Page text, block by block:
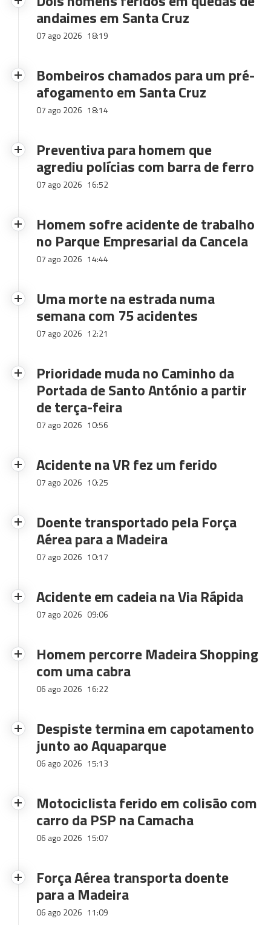
andaimes em Santa Cruz
07 ago 2026 18:19
Bombeiros chamados para um pré-
afogamento em Santa Cruz
07 ago 2026 18:14
Preventiva para homem que
agrediu polícias com barra de ferro
07 ago 2026 16:52
Homem sofre acidente de trabalho
no Parque Empresarial da Cancela
07 ago 2026 14:44
Uma morte na estrada numa
semana com 75 acidentes
07 ago 2026 12:21
Prioridade muda no Caminho da
Portada de Santo António a partir
de terça-feira
07 ago 2026 10:56
Acidente na VR fez um ferido
07 ago 2026 10:25
Doente transportado pela Força
Aérea para a Madeira
07 ago 2026 10:17
Acidente em cadeia na Via Rápida
07 ago 2026 09:06
Homem percorre Madeira Shopping
com uma cabra
06 ago 2026 16:22
Despiste termina em capotamento
junto ao Aquaparque
06 ago 2026 15:13
Motociclista ferido em colisão com
carro da PSP na Camacha
06 ago 2026 15:07
Força Aérea transporta doente
para a Madeira
06 ago 2026 11:09